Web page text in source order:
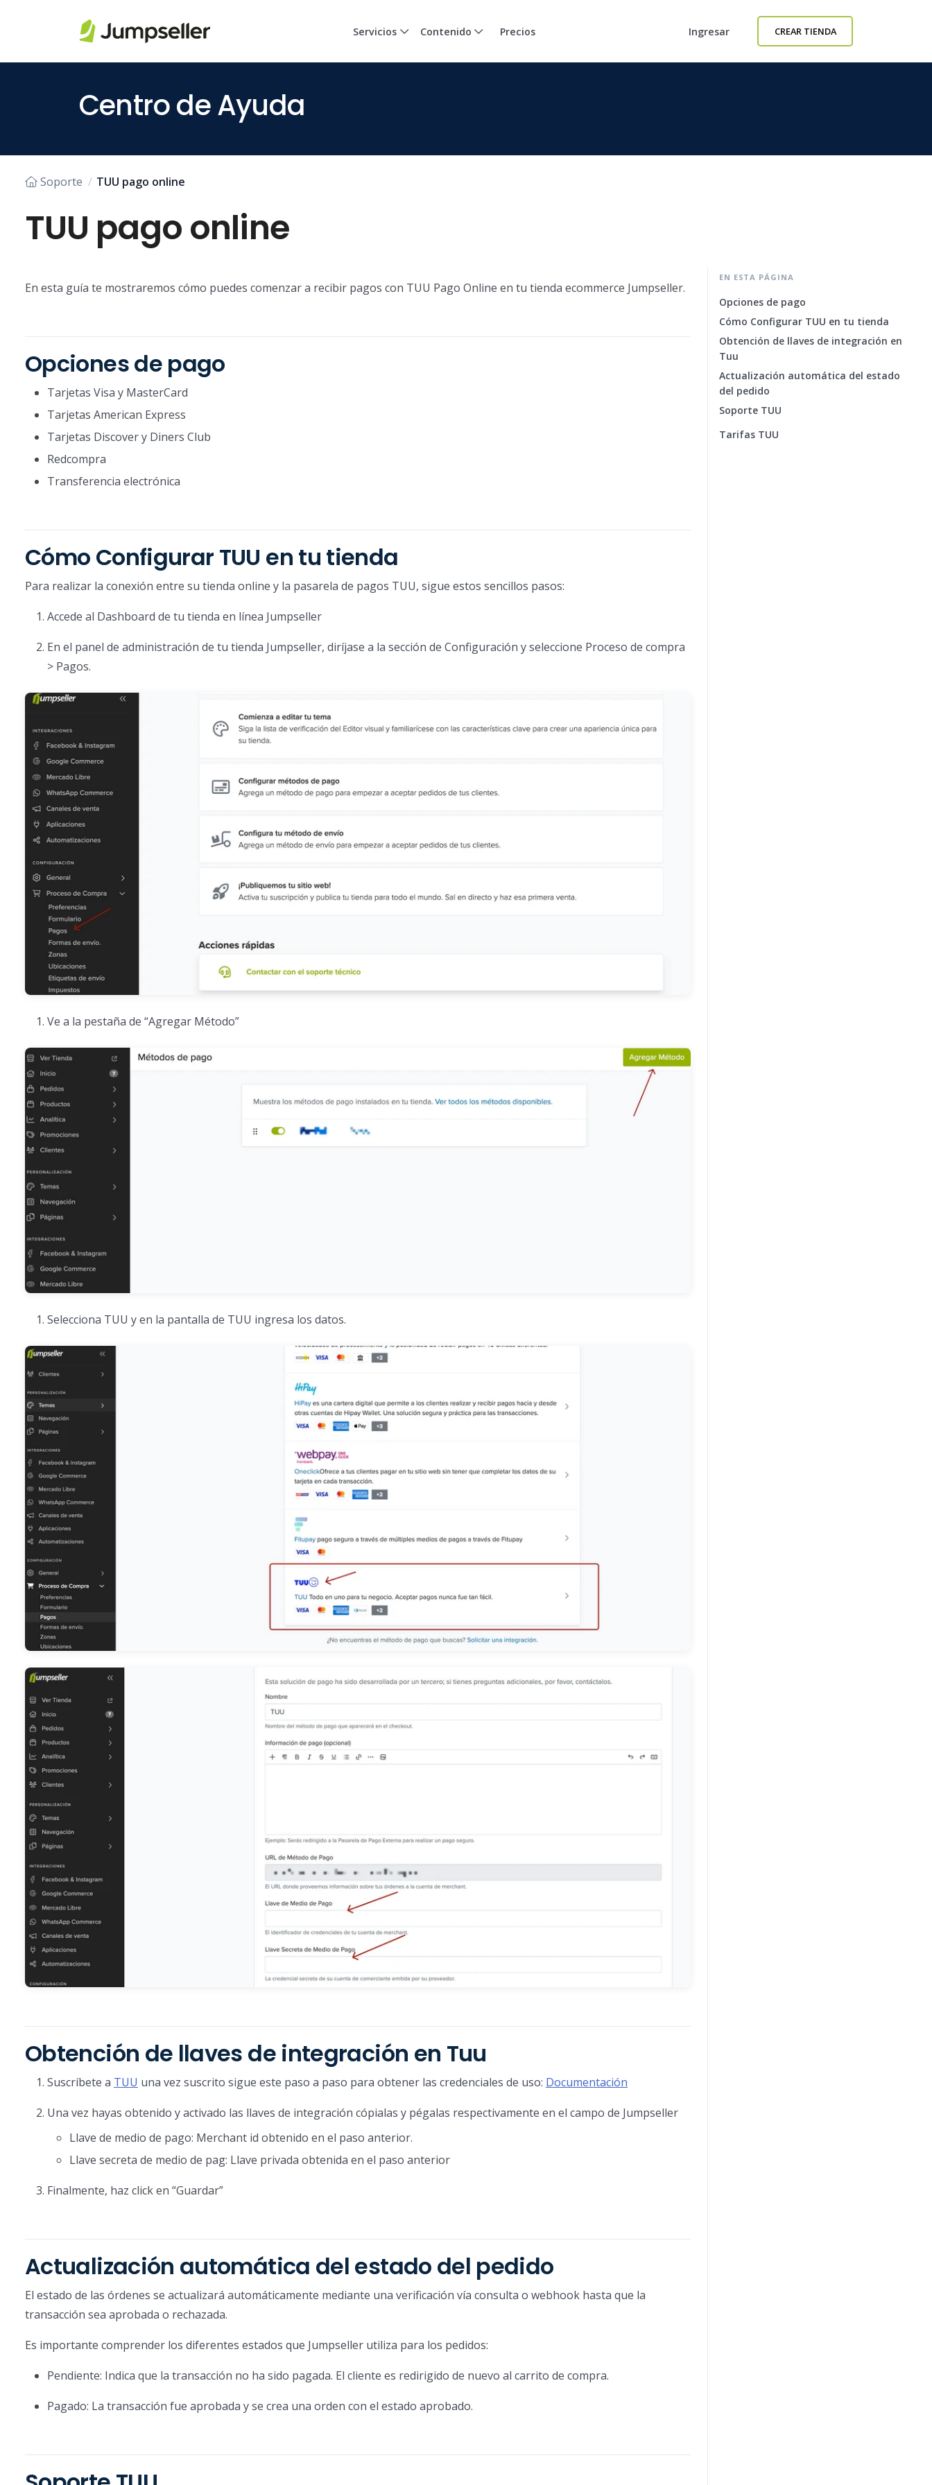
Saltar al contenido principal
Servicios Contenido Precios Ingresar CREAR TIENDA
Centro de Ayuda
Soporte TUU pago online
TUU pago online
En esta guía te mostraremos cómo puedes comenzar a recibir pagos con TUU Pago Online en tu tienda ecommerce Jumpseller.
Opciones de pago
Tarjetas Visa y MasterCard
Tarjetas American Express
Tarjetas Discover y Diners Club
Redcompra
Transferencia electrónica
Cómo Configurar TUU en tu tienda
Para realizar la conexión entre su tienda online y la pasarela de pagos TUU, sigue estos sencillos pasos:
Accede al Dashboard de tu tienda en línea Jumpseller
En el panel de administración de tu tienda Jumpseller, diríjase a la sección de Configuración y seleccione Proceso de compra
> Pagos.
Ve a la pestaña de “Agregar Método”
Selecciona TUU y en la pantalla de TUU ingresa los datos.
Obtención de llaves de integración en Tuu
Suscríbete a TUU una vez suscrito sigue este paso a paso para obtener las credenciales de uso: Documentación
Una vez hayas obtenido y activado las llaves de integración cópialas y pégalas respectivamente en el campo de Jumpseller
Llave de medio de pago: Merchant id obtenido en el paso anterior.
Llave secreta de medio de pag: Llave privada obtenida en el paso anterior
Finalmente, haz click en “Guardar”
Actualización automática del estado del pedido
El estado de las órdenes se actualizará automáticamente mediante una verificación vía consulta o webhook hasta que la
transacción sea aprobada o rechazada.
Es importante comprender los diferentes estados que Jumpseller utiliza para los pedidos:
Pendiente: Indica que la transacción no ha sido pagada. El cliente es redirigido de nuevo al carrito de compra.
Pagado: La transacción fue aprobada y se crea una orden con el estado aprobado.
EN ESTA PÁGINA
Opciones de pago
Cómo Configurar TUU en tu tienda
Obtención de llaves de integración en
Tuu
Actualización automática del estado
del pedido
Soporte TUU
Tarifas TUU